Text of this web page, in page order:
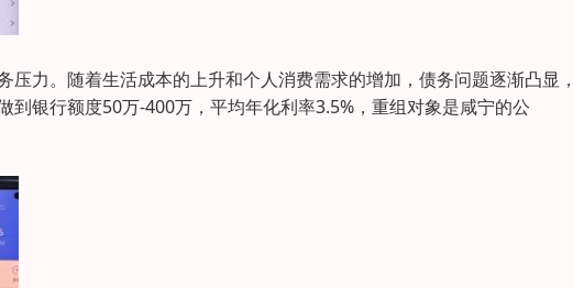
力。随着生活成本的上升和个人消费需求的增加，债务问题逐渐凸显
银行额度50万-400万，平均年化利率3.5%，重组对象是咸宁的公